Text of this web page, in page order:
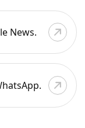
News.